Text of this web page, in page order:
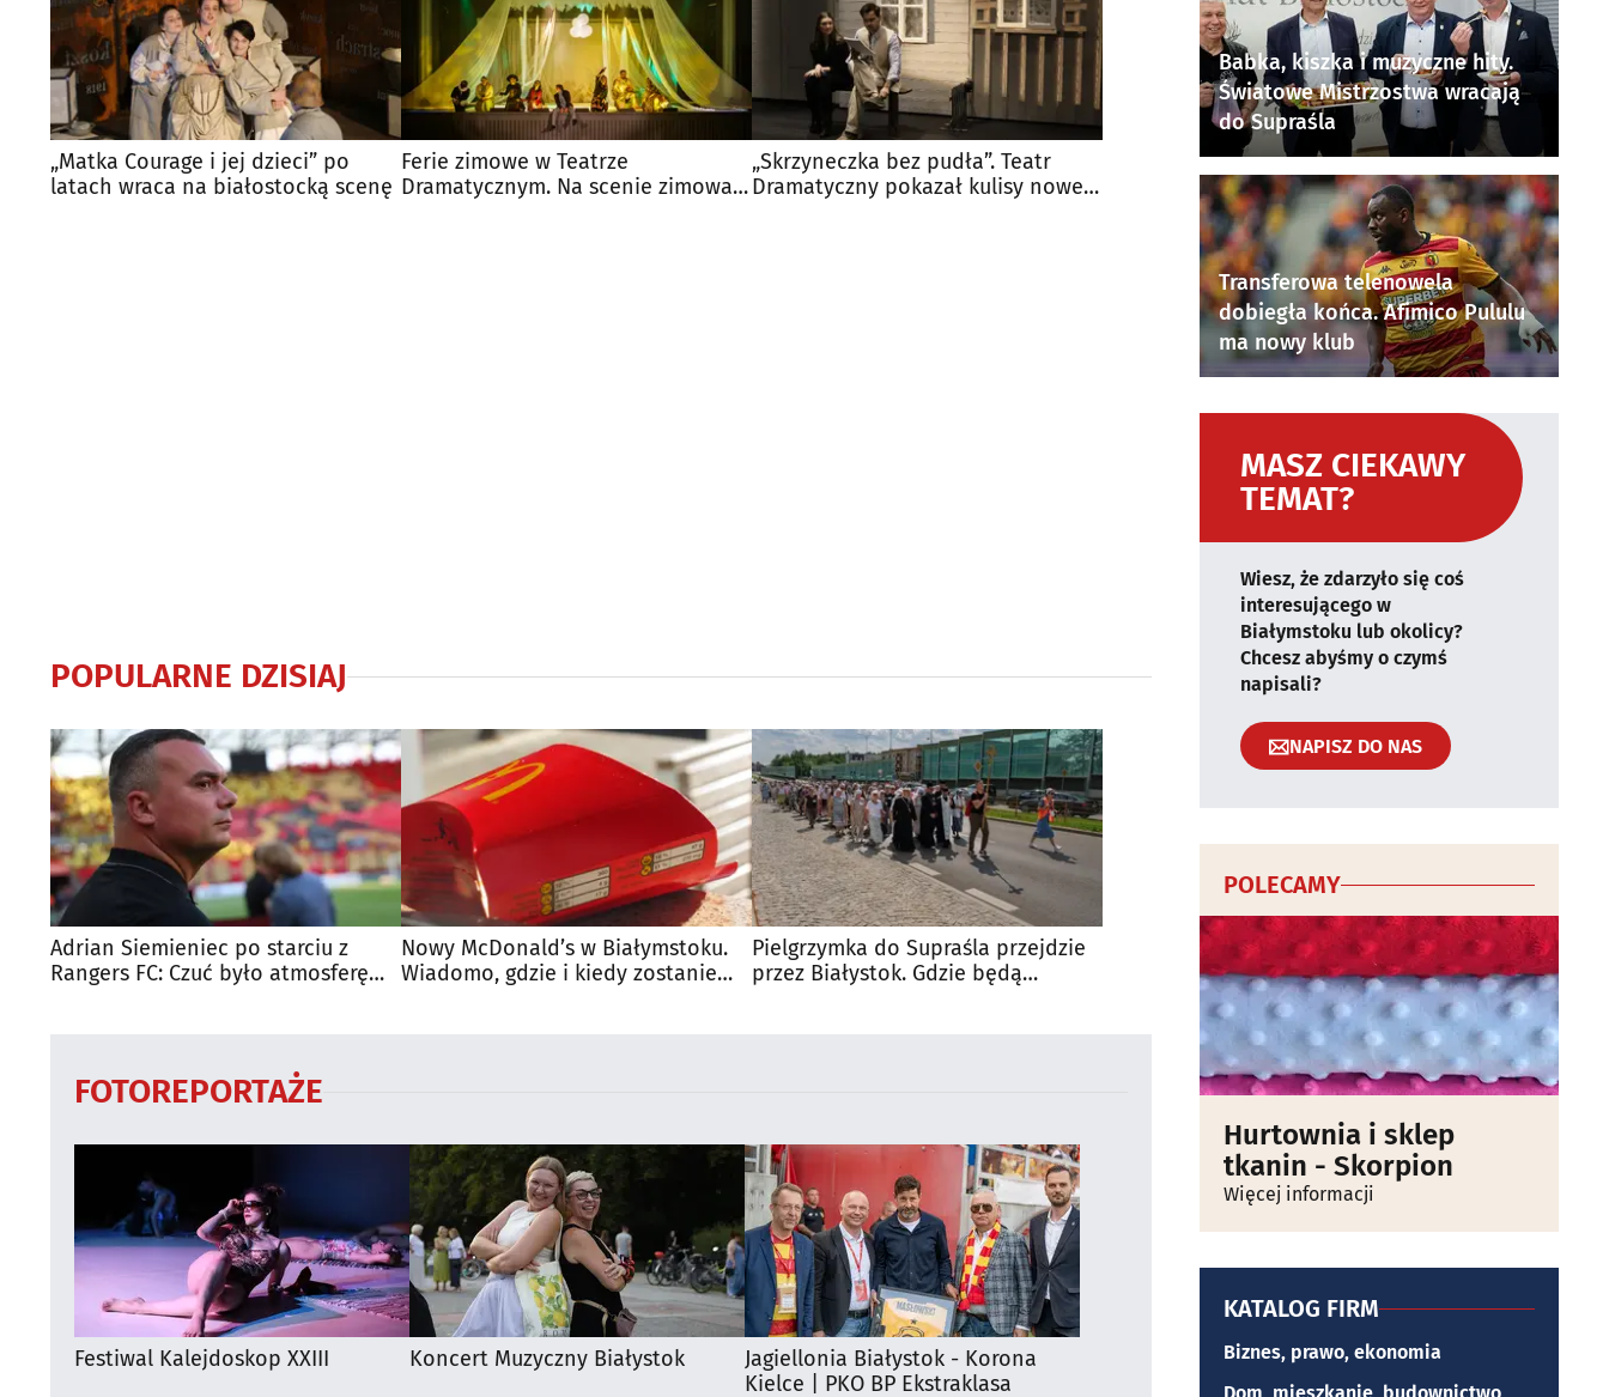
„Matka Courage i jej dzieci” po
latach wraca na białostocką scenę
Ferie zimowe w Teatrze
Dramatycznym. Na scenie zimowa
„Skrzyneczka bez pudła”. Teatr
Dramatyczny pokazał kulisy nowej
POPULARNE DZISIAJ
Adrian Siemieniec po starciu z
Rangers FC: Czuć było atmosferę
Nowy McDonald’s w Białymstoku.
Wiadomo, gdzie i kiedy zostanie
Pielgrzymka do Supraśla przejdzie
przez Białystok. Gdzie będą
FOTOREPORTAŻE
Festiwal Kalejdoskop XXIII Koncert Muzyczny Białystok
Jagiellonia Białystok - Korona
Kielce | PKO BP Ekstraklasa
Babka, kiszka i muzyczne hity.
Światowe Mistrzostwa wracają
do Supraśla
Transferowa telenowela
dobiegła końca. Afimico Pululu
ma nowy klub
MASZ CIEKAWY
TEMAT?
Wiesz, że zdarzyło się coś
interesującego w
Białymstoku lub okolicy?
Chcesz abyśmy o czymś
napisali?
NAPISZ DO NAS
POLECAMY
Hurtownia i sklep
tkanin - Skorpion
Więcej informacji
KATALOG FIRM
Biznes, prawo, ekonomia